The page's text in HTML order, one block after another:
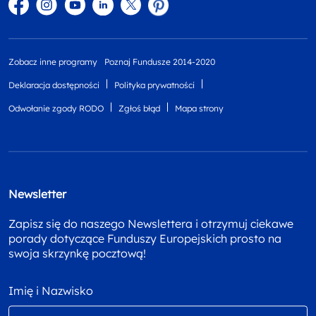
FacebookInstagram
YouTubeLinkedintwitterPinterest
Zobacz inne programy Poznaj Fundusze 2014-2020
Deklaracja dostępności Polityka prywatności
Odwołanie zgody RODO Zgłoś błąd Mapa strony
Newsletter
Zapisz się do naszego Newslettera i otrzymuj ciekawe
porady dotyczące Funduszy Europejskich prosto na
swoja skrzynkę pocztową!
Imię i Nazwisko